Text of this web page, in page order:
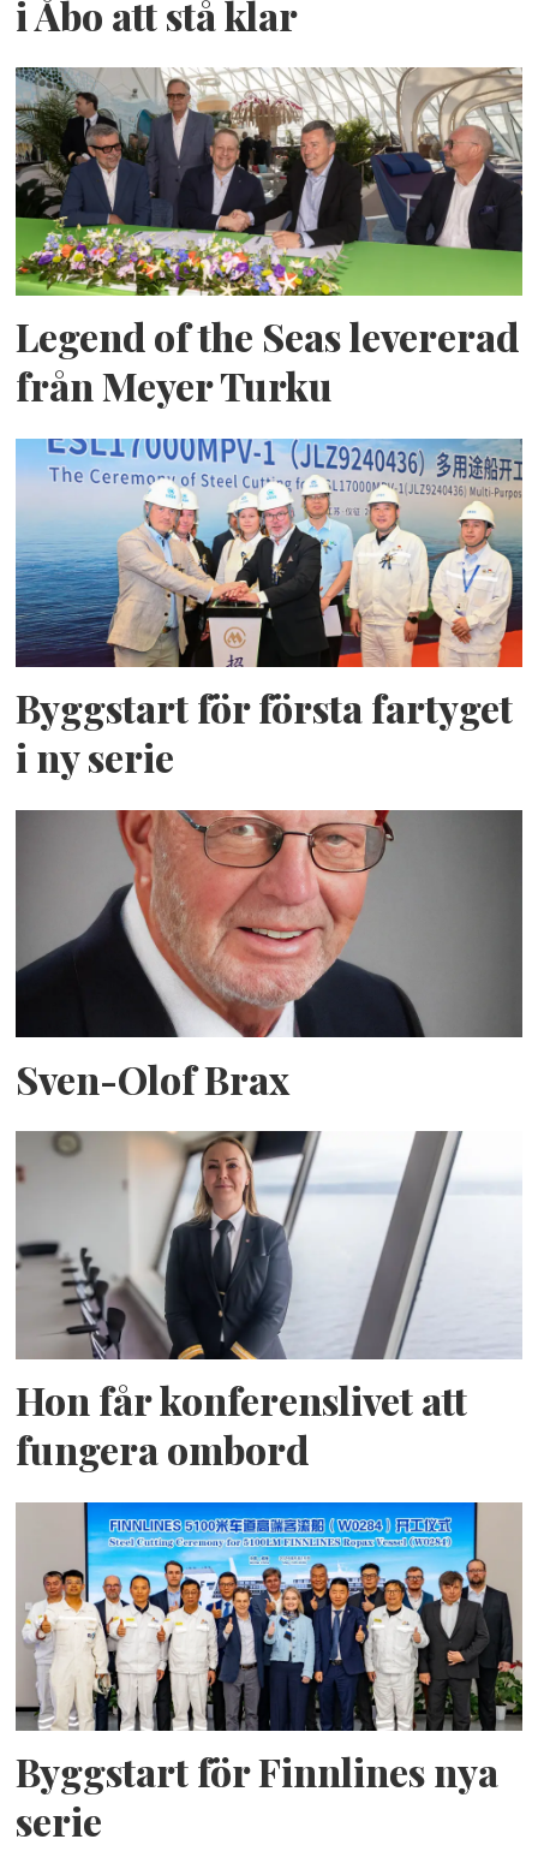
i Åbo att stå klar
Legend of the Seas levererad
från Meyer Turku
Byggstart för första fartyget
i ny serie
Sven-Olof Brax
Hon får konferenslivet att
fungera ombord
Byggstart för Finnlines nya
serie